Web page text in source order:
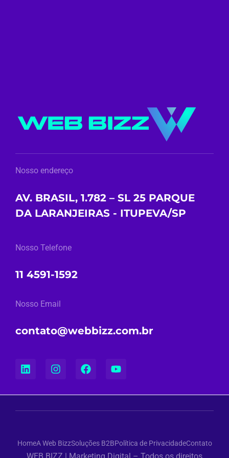
Nosso endereço
AV. BRASIL, 1.782 – SL 25 PARQUE
DA LARANJEIRAS - ITUPEVA/SP
Nosso Telefone
11 4591-1592
Nosso Email
contato@webbizz.com.br
HomeA Web BizzSoluções B2BPolítica de PrivacidadeContato